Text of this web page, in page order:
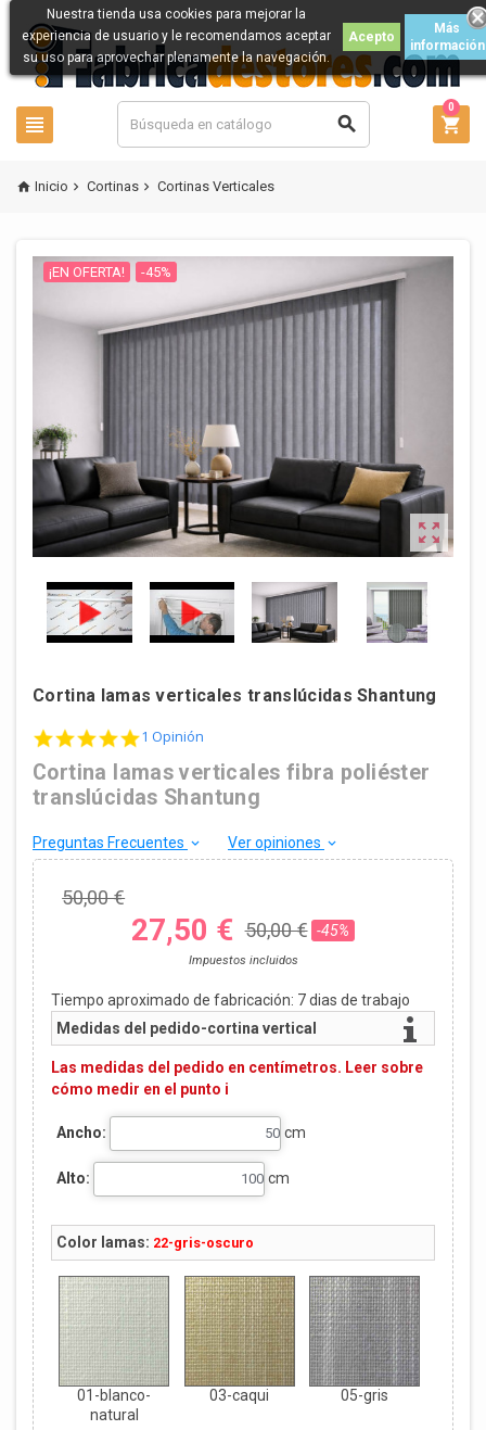
  
0
Nuestra tienda usa cookies para mejorar la
experiencia de usuario y le recomendamos aceptar
su uso para aprovechar plenamente la navegación.
Acepto
Más
información
 Inicio  Cortinas  Cortinas Verticales

¡EN OFERTA! -45%
Cortina lamas verticales translúcidas Shantung
5.0 star rating
1 Opinión
Cortina lamas verticales fibra poliéster
translúcidas Shantung
Preguntas Frecuentes keyboard_arrow_down Ver opiniones keyboard_arrow_down
50,00 €
27,50 € 50,00 € -45%
Impuestos incluidos
Tiempo aproximado de fabricación: 7dias de trabajo
Medidas del pedido-cortina vertical
Las medidas del pedido en centímetros. Leer sobre
cómo medir en el punto i
Ancho: cm
Alto: cm
Color lamas: 22-gris-oscuro
01-blanco-
natural
03-caqui 05-gris